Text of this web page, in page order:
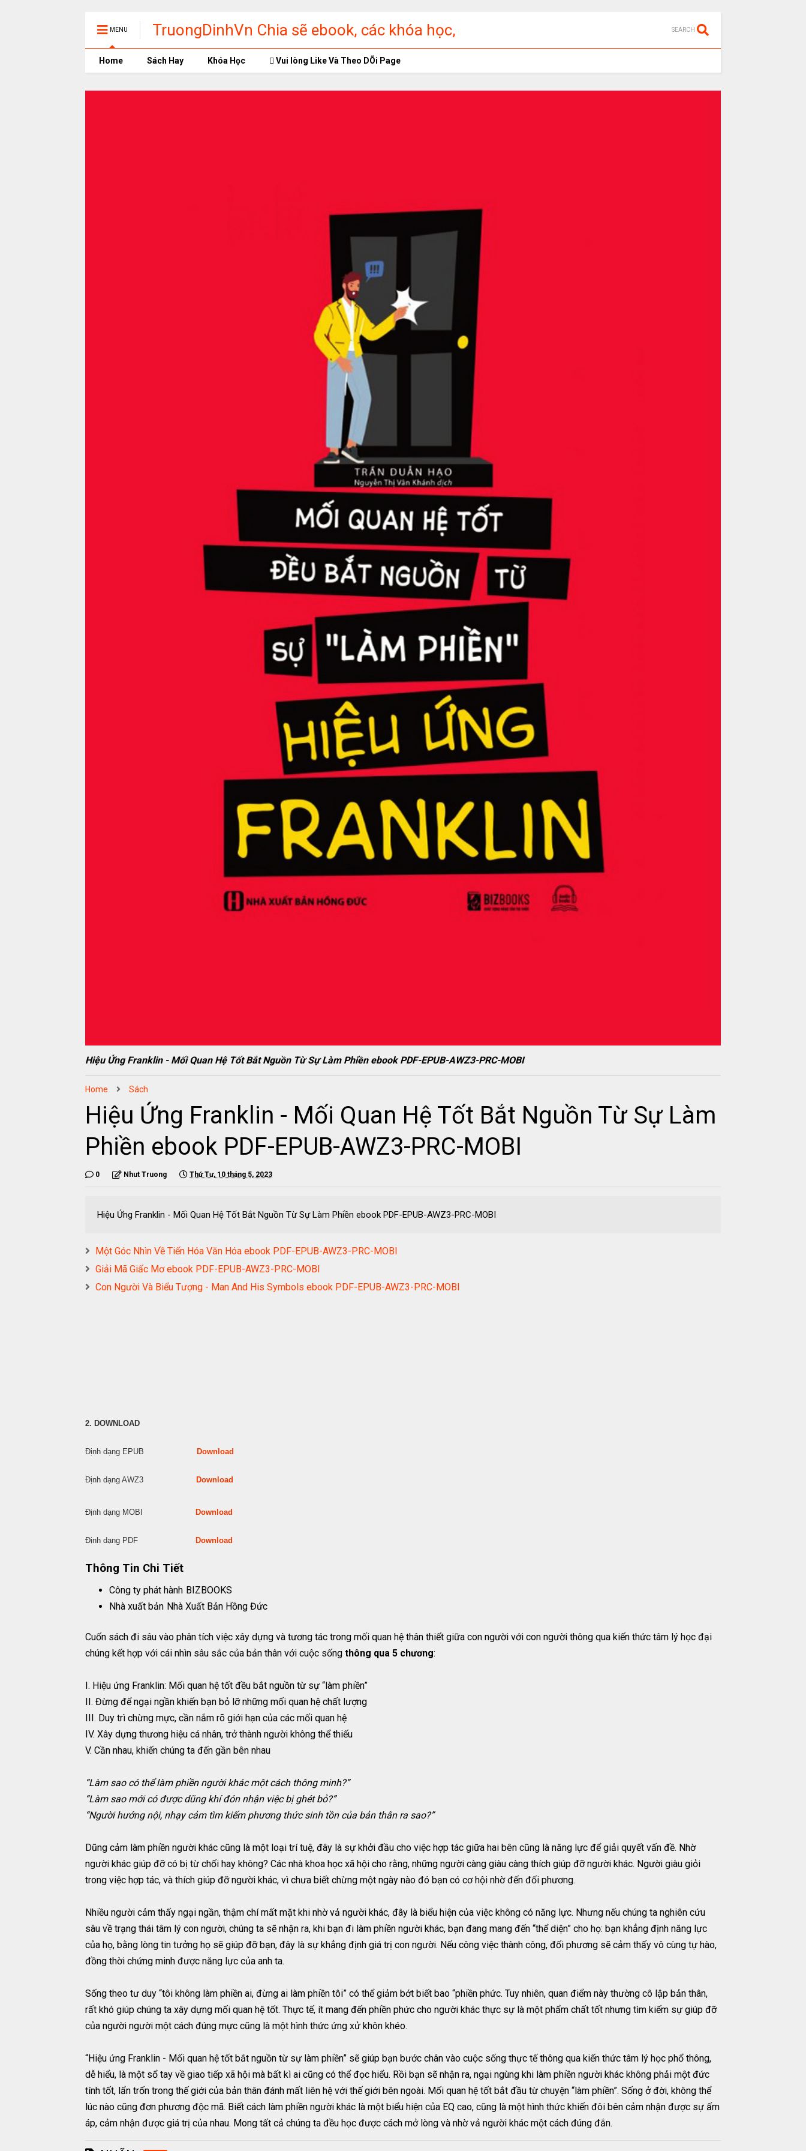
MENU
TruongDinhVn Chia sẽ ebook, các khóa học,
phần mềm học tập miễn phí
SEARCH
Home Sách Hay Khóa Học Vui lòng Like Và Theo DÕi Page
Hiệu Ứng Franklin - Mối Quan Hệ Tốt Bắt Nguồn Từ Sự Làm Phiền ebook PDF-EPUB-AWZ3-PRC-MOBI
Home Sách
Hiệu Ứng Franklin - Mối Quan Hệ Tốt Bắt Nguồn Từ Sự Làm
Phiền ebook PDF-EPUB-AWZ3-PRC-MOBI
0 Nhut Truong Thứ Tư, 10 tháng 5, 2023
Hiệu Ứng Franklin - Mối Quan Hệ Tốt Bắt Nguồn Từ Sự Làm Phiền ebook PDF-EPUB-AWZ3-PRC-MOBI
Một Góc Nhìn Về Tiến Hóa Văn Hóa ebook PDF-EPUB-AWZ3-PRC-MOBI
Giải Mã Giấc Mơ ebook PDF-EPUB-AWZ3-PRC-MOBI
Con Người Và Biểu Tượng - Man And His Symbols ebook PDF-EPUB-AWZ3-PRC-MOBI
2. DOWNLOAD
Định dạng EPUB Download
Định dạng AWZ3 Download
Định dạng MOBI Download
Định dạng PDF Download
Thông Tin Chi Tiết
Công ty phát hành BIZBOOKS
Nhà xuất bản Nhà Xuất Bản Hồng Đức
Cuốn sách đi sâu vào phân tích việc xây dựng và tương tác trong mối quan hệ thân thiết giữa con người với con người thông qua kiến thức tâm lý học đại
chúng kết hợp với cái nhìn sâu sắc của bản thân với cuộc sống thông qua 5 chương:
I. Hiệu ứng Franklin: Mối quan hệ tốt đều bắt nguồn từ sự “làm phiền”
II. Đừng để ngại ngần khiến bạn bỏ lỡ những mối quan hệ chất lượng
III. Duy trì chừng mực, cần nắm rõ giới hạn của các mối quan hệ
IV. Xây dựng thương hiệu cá nhân, trở thành người không thể thiếu
V. Cần nhau, khiến chúng ta đến gần bên nhau
“Làm sao có thể làm phiền người khác một cách thông minh?”
“Làm sao mới có được dũng khí đón nhận việc bị ghét bỏ?”
“Người hướng nội, nhạy cảm tìm kiếm phương thức sinh tồn của bản thân ra sao?”
Dũng cảm làm phiền người khác cũng là một loại trí tuệ, đây là sự khởi đầu cho việc hợp tác giữa hai bên cũng là năng lực để giải quyết vấn đề. Nhờ
người khác giúp đỡ có bị từ chối hay không? Các nhà khoa học xã hội cho rằng, những người càng giàu càng thích giúp đỡ người khác. Người giàu giỏi
trong việc hợp tác, và thích giúp đỡ người khác, vì chưa biết chừng một ngày nào đó bạn có cơ hội nhờ đến đối phương.
Nhiều người cảm thấy ngại ngần, thậm chí mất mặt khi nhờ vả người khác, đây là biểu hiện của việc không có năng lực. Nhưng nếu chúng ta nghiên cứu
sâu về trạng thái tâm lý con người, chúng ta sẽ nhận ra, khi bạn đi làm phiền người khác, bạn đang mang đến “thể diện” cho họ: bạn khẳng định năng lực
của họ, bằng lòng tin tưởng họ sẽ giúp đỡ bạn, đây là sự khẳng định giá trị con người. Nếu công việc thành công, đối phương sẽ cảm thấy vô cùng tự hào,
đồng thời chứng minh được năng lực của anh ta.
Sống theo tư duy “tôi không làm phiền ai, đừng ai làm phiền tôi” có thể giảm bớt biết bao “phiền phức. Tuy nhiên, quan điểm này thường cô lập bản thân,
rất khó giúp chúng ta xây dựng mối quan hệ tốt. Thực tế, ít mang đến phiền phức cho người khác thực sự là một phẩm chất tốt nhưng tìm kiếm sự giúp đỡ
của người người một cách đúng mực cũng là một hình thức ứng xử khôn khéo.
“Hiệu ứng Franklin - Mối quan hệ tốt bắt nguồn từ sự làm phiền” sẽ giúp bạn bước chân vào cuộc sống thực tế thông qua kiến thức tâm lý học phổ thông,
dễ hiểu, là một sổ tay về giao tiếp xã hội mà bất kì ai cũng có thể đọc hiểu. Rồi bạn sẽ nhận ra, ngại ngùng khi làm phiền người khác không phải một đức
tính tốt, lẩn trốn trong thế giới của bản thân đánh mất liên hệ với thế giới bên ngoài. Mối quan hệ tốt bắt đầu từ chuyện “làm phiền”. Sống ở đời, không thể
lúc nào cũng đơn phương độc mã. Biết cách làm phiền người khác là một biểu hiện của EQ cao, cũng là một hình thức khiến đôi bên cảm nhận được sự ấm
áp, cảm nhận được giá trị của nhau. Mong tất cả chúng ta đều học được cách mở lòng và nhờ vả người khác một cách đúng đắn.